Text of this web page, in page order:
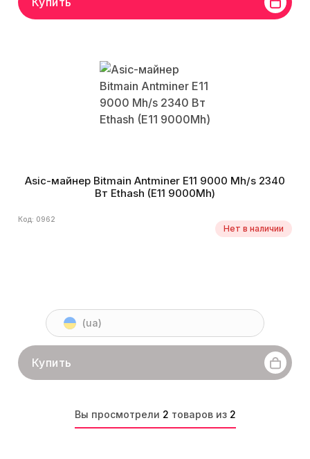
Asic-майнер Bitmain Antminer E11 9000 Mh/s 2340
Вт Ethash (E11 9000Mh)
Код: 0962
Нет в наличии
(ua)
Купить
Вы просмотрели 2 товаров из 2